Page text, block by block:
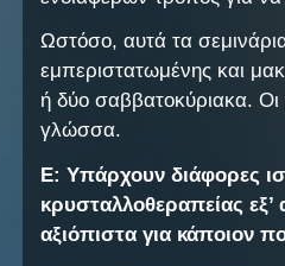
Ωστόσο, αυτά τα
εμπεριστατωμένης και
ή δύο σαββατοκύριακα.
γλώσσα.
Ε: Υπάρχουν διάφορες
κρυσταλλοθεραπείας
αξιόπιστα για κάποιον